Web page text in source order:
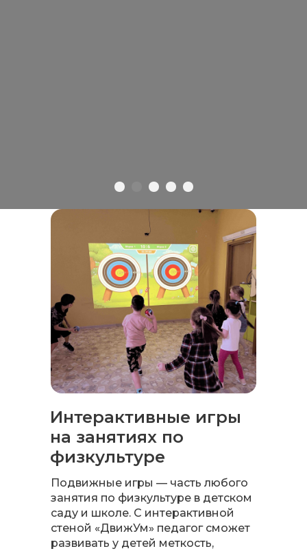
Интерактивные игры
на занятиях по
физкультуре
Подвижные игры — часть любого
занятия по физкультуре в детском
саду и школе. С интерактивной
стеной «ДвижУм» педагог сможет
развивать у детей меткость,